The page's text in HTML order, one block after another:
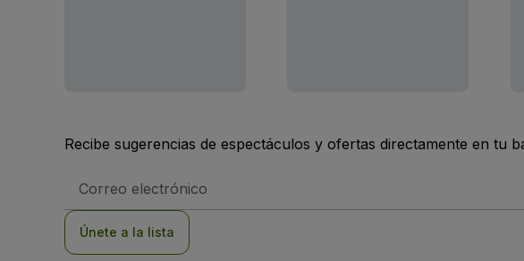
Recibe sugerencias de espectáculos y ofertas directamente en tu
de
Únete a la lista